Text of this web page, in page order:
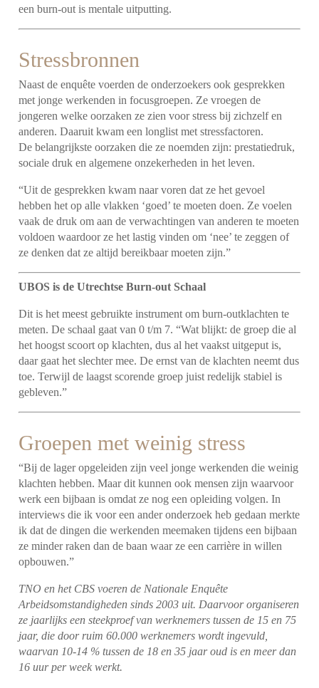
een burn-out is mentale uitputting.
Stressbronnen
Naast de enquête voerden de onderzoekers ook gesprekken
met jonge werkenden in focusgroepen. Ze vroegen de
jongeren welke oorzaken ze zien voor stress bij zichzelf en
anderen. Daaruit kwam een longlist met stressfactoren.
De belangrijkste oorzaken die ze noemden zijn: prestatiedruk,
sociale druk en algemene onzekerheden in het leven.
“Uit de gesprekken kwam naar voren dat ze het gevoel
hebben het op alle vlakken ‘goed’ te moeten doen. Ze voelen
vaak de druk om aan de verwachtingen van anderen te moeten
voldoen waardoor ze het lastig vinden om ‘nee’ te zeggen of
ze denken dat ze altijd bereikbaar moeten zijn.”
UBOS is de Utrechtse Burn-out Schaal
Dit is het meest gebruikte instrument om burn-outklachten te
meten. De schaal gaat van 0 t/m 7.“Wat blijkt: de groep die al
het hoogst scoort op klachten, dus al het vaakst uitgeput is,
daar gaat het slechter mee. De ernst van de klachten neemt dus
toe. Terwijl de laagst scorende groep juist redelijk stabiel is
gebleven.”
Groepen met weinig stress
“Bij de lager opgeleiden zijn veel jonge werkenden die weinig
klachten hebben. Maar dit kunnen ook mensen zijn waarvoor
werk een bijbaan is omdat ze nog een opleiding volgen.In
interviews die ik voor een ander onderzoek heb gedaan merkte
ik dat de dingen die werkenden meemaken tijdens een bijbaan
ze minder raken dan de baan waar ze een carrière in willen
opbouwen.”
TNO en het CBS voeren de Nationale Enquête
Arbeidsomstandigheden sinds 2003 uit. Daarvoor organiseren
ze jaarlijks een steekproef van werknemers tussen de 15 en 75
jaar, die door ruim 60.000 werknemers wordt ingevuld,
waarvan 10-14 % tussen de 18 en 35 jaar oud is en meer dan
16 uur per week werkt.